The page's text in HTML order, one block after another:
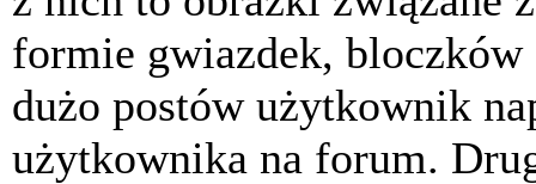
formie gwiazdek,
dużo postów użytkownik
użytkownika na forum.